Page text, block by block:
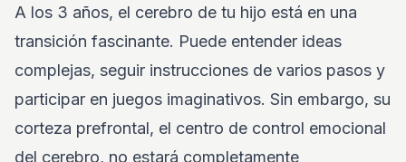
A los 3 años, el cerebro de tu hijo está en una
transición fascinante. Puede entender ideas
complejas, seguir instrucciones de varios pasos y
participar en juegos imaginativos. Sin embargo, su
corteza prefrontal, el centro de control emocional
del cerebro, no estará completamente